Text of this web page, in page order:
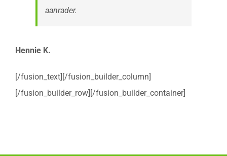
aanrader.
Hennie K.
[/fusion_text][/fusion_builder_column]
[/fusion_builder_row][/fusion_builder_container]